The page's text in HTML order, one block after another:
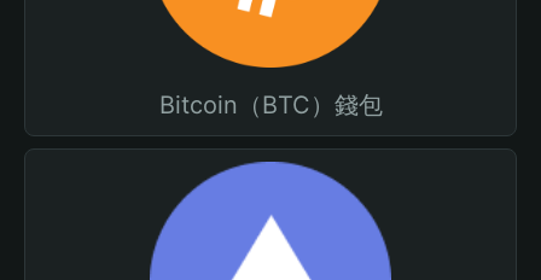
Bitcoin（BTC）錢包